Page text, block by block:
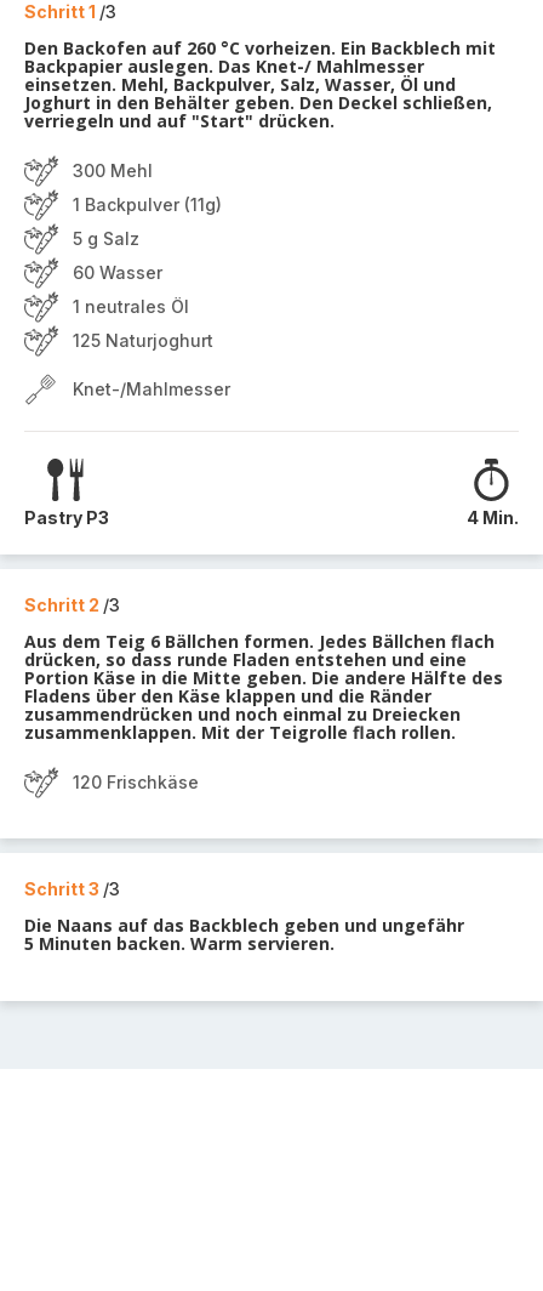
Schritt 1 /3
Den Backofen auf 260 °C vorheizen. Ein Backblech mit
Backpapier auslegen. Das Knet-/ Mahlmesser
einsetzen. Mehl, Backpulver, Salz, Wasser, Öl und
Joghurt in den Behälter geben. Den Deckel schließen,
verriegeln und auf "Start" drücken.
300 Mehl
1 Backpulver (11g)
5 g Salz
60 Wasser
1 neutrales Öl
125 Naturjoghurt
Knet-/Mahlmesser
Pastry P3 4 Min.
Schritt 2 /3
Aus dem Teig 6 Bällchen formen. Jedes Bällchen flach
drücken, so dass runde Fladen entstehen und eine
Portion Käse in die Mitte geben. Die andere Hälfte des
Fladens über den Käse klappen und die Ränder
zusammendrücken und noch einmal zu Dreiecken
zusammenklappen. Mit der Teigrolle flach rollen.
120 Frischkäse
Schritt 3 /3
Die Naans auf das Backblech geben und ungefähr
5 Minuten backen. Warm servieren.